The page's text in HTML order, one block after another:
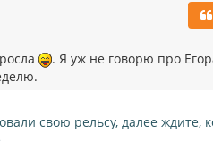
. Я уж не говорю про
свою рельсу, далее ждите,